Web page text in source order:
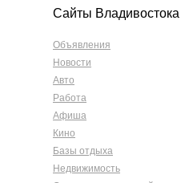
Сайты Владивостока
Объявления
Новости
Авто
Работа
Афиша
Кино
Базы отдыха
Недвижимость